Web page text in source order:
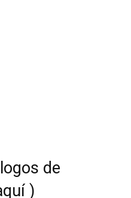
de
)